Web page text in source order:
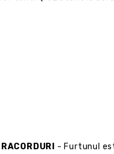
- Furtunul